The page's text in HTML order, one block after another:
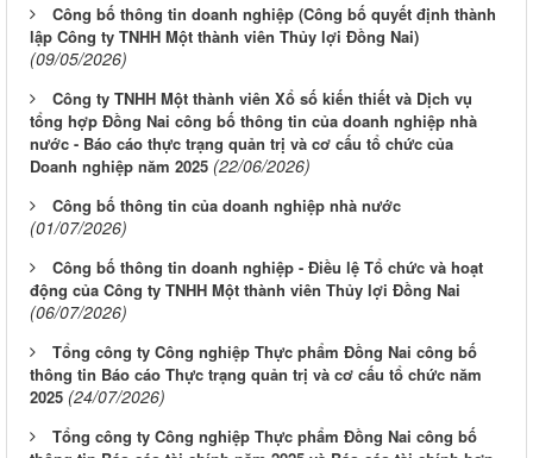
Công bố thông tin doanh nghiệp (Công bố quyết định thành
lập Công ty TNHH Một thành viên Thủy lợi Đồng Nai)
(09/05/2026)
Công ty TNHH Một thành viên Xổ số kiến thiết và Dịch vụ
tổng hợp Đồng Nai công bố thông tin của doanh nghiệp nhà
nước - Báo cáo thực trạng quản trị và cơ cấu tổ chức của
Doanh nghiệp năm 2025 (22/06/2026)
Công bố thông tin của doanh nghiệp nhà nước
(01/07/2026)
Công bố thông tin doanh nghiệp - Điều lệ Tổ chức và hoạt
động của Công ty TNHH Một thành viên Thủy lợi Đồng Nai
(06/07/2026)
Tổng công ty Công nghiệp Thực phẩm Đồng Nai công bố
thông tin Báo cáo Thực trạng quản trị và cơ cấu tổ chức năm
2025 (24/07/2026)
Tổng công ty Công nghiệp Thực phẩm Đồng Nai công bố